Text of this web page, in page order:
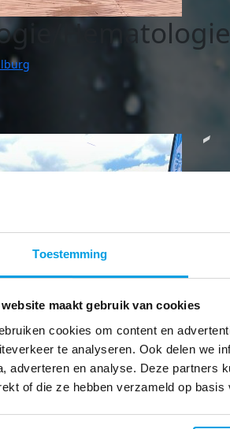
Toestemming
website maakt gebruik van cookies
cookies om content en
te analyseren. Ook delen we
adverteren en analyse. Deze partners
of die ze hebben verzameld op
Hematologie